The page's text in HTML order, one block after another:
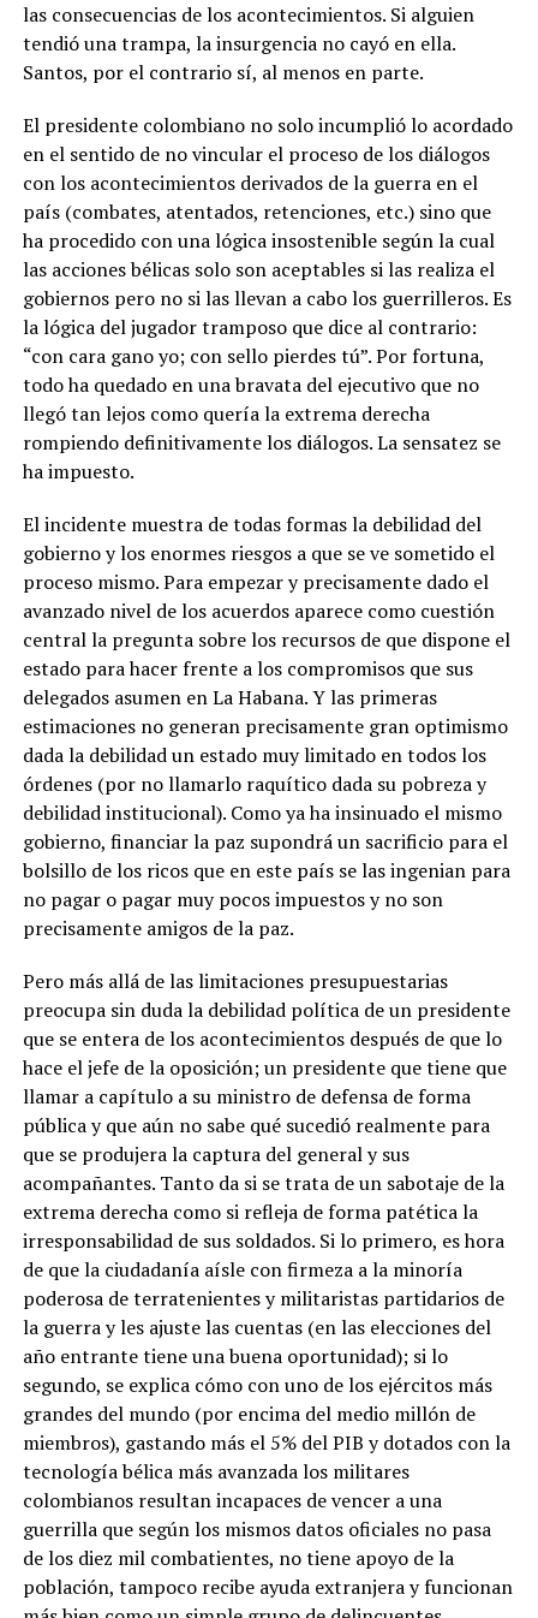
las consecuencias de los acontecimientos. Si alguien
tendió una trampa, la insurgencia no cayó en ella.
Santos, por el contrario sí, al menos en parte.
El presidente colombiano no solo incumplió lo acordado
en el sentido de no vincular el proceso de los diálogos
con los acontecimientos derivados de la guerra en el
país (combates, atentados, retenciones, etc.) sino que
ha procedido con una lógica insostenible según la cual
las acciones bélicas solo son aceptables si las realiza el
gobiernos pero no si las llevan a cabo los guerrilleros. Es
la lógica del jugador tramposo que dice al contrario:
“con cara gano yo; con sello pierdes tú”. Por fortuna,
todo ha quedado en una bravata del ejecutivo que no
llegó tan lejos como quería la extrema derecha
rompiendo definitivamente los diálogos. La sensatez se
ha impuesto.
El incidente muestra de todas formas la debilidad del
gobierno y los enormes riesgos a que se ve sometido el
proceso mismo. Para empezar y precisamente dado el
avanzado nivel de los acuerdos aparece como cuestión
central la pregunta sobre los recursos de que dispone el
estado para hacer frente a los compromisos que sus
delegados asumen en La Habana. Y las primeras
estimaciones no generan precisamente gran optimismo
dada la debilidad un estado muy limitado en todos los
órdenes (por no llamarlo raquítico dada su pobreza y
debilidad institucional). Como ya ha insinuado el mismo
gobierno, financiar la paz supondrá un sacrificio para el
bolsillo de los ricos que en este país se las ingenian para
no pagar o pagar muy pocos impuestos y no son
precisamente amigos de la paz.
Pero más allá de las limitaciones presupuestarias
preocupa sin duda la debilidad política de un presidente
que se entera de los acontecimientos después de que lo
hace el jefe de la oposición; un presidente que tiene que
llamar a capítulo a su ministro de defensa de forma
pública y que aún no sabe qué sucedió realmente para
que se produjera la captura del general y sus
acompañantes. Tanto da si se trata de un sabotaje de la
extrema derecha como si refleja de forma patética la
irresponsabilidad de sus soldados. Si lo primero, es hora
de que la ciudadanía aísle con firmeza a la minoría
poderosa de terratenientes y militaristas partidarios de
la guerra y les ajuste las cuentas (en las elecciones del
año entrante tiene una buena oportunidad); si lo
segundo, se explica cómo con uno de los ejércitos más
grandes del mundo (por encima del medio millón de
miembros), gastando más el 5% del PIB y dotados con la
tecnología bélica más avanzada los militares
colombianos resultan incapaces de vencer a una
guerrilla que según los mismos datos oficiales no pasa
de los diez mil combatientes, no tiene apoyo de la
población, tampoco recibe ayuda extranjera y funcionan